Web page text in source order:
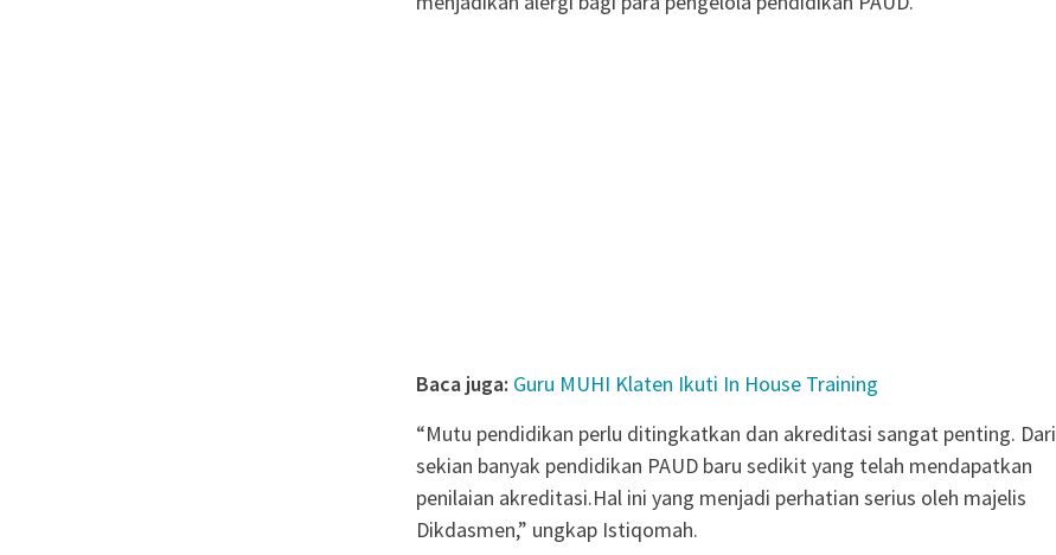
Baca juga: Guru MUHI Klaten Ikuti In House Training
“Mutu pendidikan perlu ditingkatkan dan akreditasi sangat penting. Dari
sekian banyak pendidikan PAUD baru sedikit yang telah mendapatkan
penilaian akreditasi.Hal ini yang menjadi perhatian serius oleh majelis
Dikdasmen,” ungkap Istiqomah.